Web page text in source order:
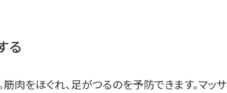
る
肉をほぐれ、足がつるのを予防できます。マッサ